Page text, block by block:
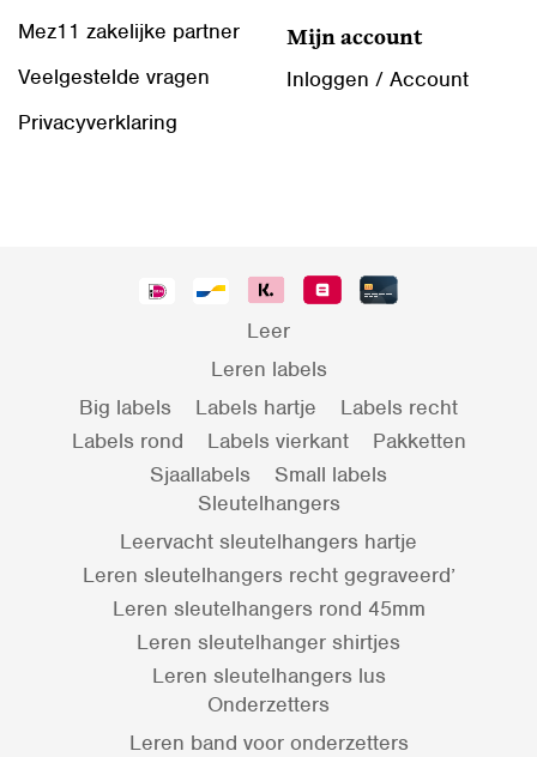
Mez11 zakelijke partner
Veelgestelde vragen
Privacyverklaring
Mijn account
Inloggen / Account
Leer
Leren labels
Big labels
Labels hartje
Labels recht
Labels rond
Labels vierkant
Pakketten
Sjaallabels
Small labels
Sleutelhangers
Leervacht sleutelhangers hartje
Leren sleutelhangers recht gegraveerd’
Leren sleutelhangers rond 45mm
Leren sleutelhanger shirtjes
Leren sleutelhangers lus
Onderzetters
Leren band voor onderzetters